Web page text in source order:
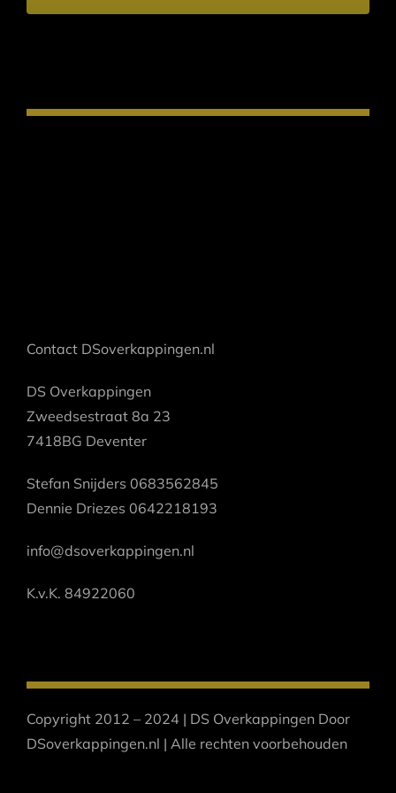
Contact DSoverkappingen.nl
DS Overkappingen
Zweedsestraat 8a 23
7418BG Deventer
Stefan Snijders 0683562845
Dennie Driezes 0642218193
info@dsoverkappingen.nl
K.v.K. 84922060
Copyright 2012 – 2024 | DS Overkappingen Door
DSoverkappingen.nl | Alle rechten voorbehouden